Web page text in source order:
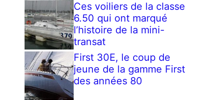
Ces voiliers de la classe
6.50 qui ont marqué
l’histoire de la mini-
transat
First 30E, le coup de
jeune de la gamme First
des années 80